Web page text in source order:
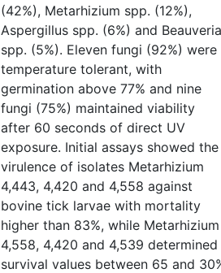
(42%), Metarhizium spp. (12%),
Aspergillus spp. (6%) and Beauveria
spp. (5%). Eleven fungi (92%) were
temperature tolerant, with
germination above 77% and nine
fungi (75%) maintained viability
after 60 seconds of direct UV
exposure. Initial assays showed the
virulence of isolates Metarhizium
4,443, 4,420 and 4,558 against
bovine tick larvae with mortality
higher than 83%, while Metarhizium
4,558, 4,420 and 4,539 determined
survival values between 65 and